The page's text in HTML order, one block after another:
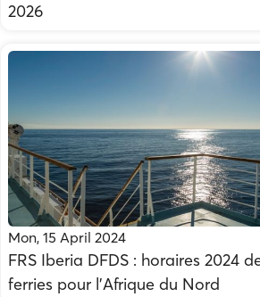
2026
Mon, 15 April 2024
FRS Iberia DFDS : horaires 2024
ferries pour l'Afrique du Nord